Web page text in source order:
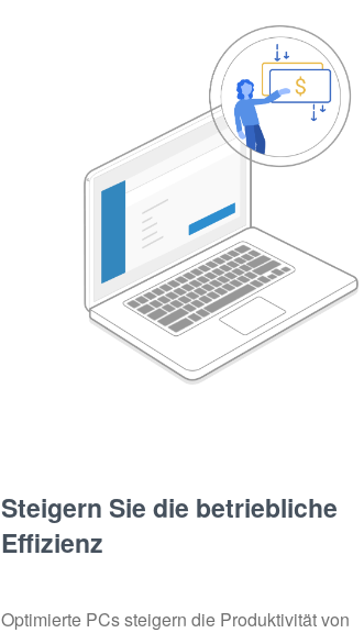
Steigern Sie die betriebliche
Effizienz
Optimierte PCs steigern die Produktivität von